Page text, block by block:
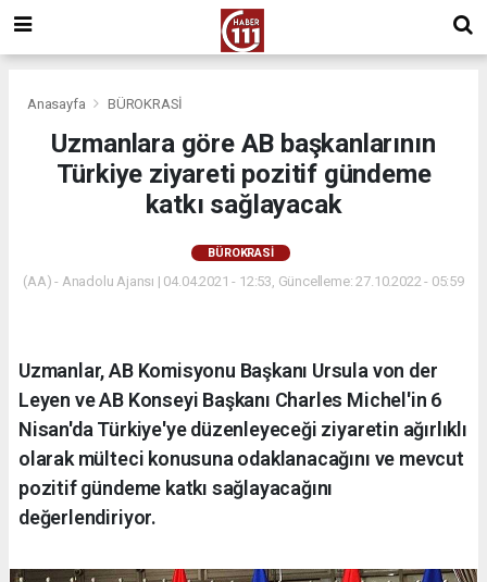
Anasayfa BÜROKRASİ
Uzmanlara göre AB başkanlarının
Türkiye ziyareti pozitif gündeme
katkı sağlayacak
BÜROKRASİ
(AA) - Anadolu Ajansı | 04.04.2021 - 12:53, Güncelleme: 27.10.2022 - 05:59
Uzmanlar, AB Komisyonu Başkanı Ursula von der
Leyen ve AB Konseyi Başkanı Charles Michel'in 6
Nisan'da Türkiye'ye düzenleyeceği ziyaretin ağırlıklı
olarak mülteci konusuna odaklanacağını ve mevcut
pozitif gündeme katkı sağlayacağını
değerlendiriyor.